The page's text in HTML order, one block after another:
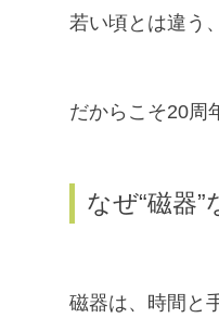
若い頃とは違う
だからこそ20周
なぜ“磁器
磁器は、時間と